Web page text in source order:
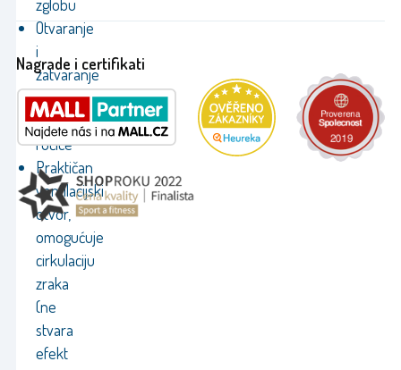
zglobu
Otvaranje
i
zatvaranje
suncobrana
pomoću
ručice
Praktičan
ventilacijski
otvor,
omogućuje
cirkulaciju
zraka
(ne
stvara
efekt
Nagrade i certifikati